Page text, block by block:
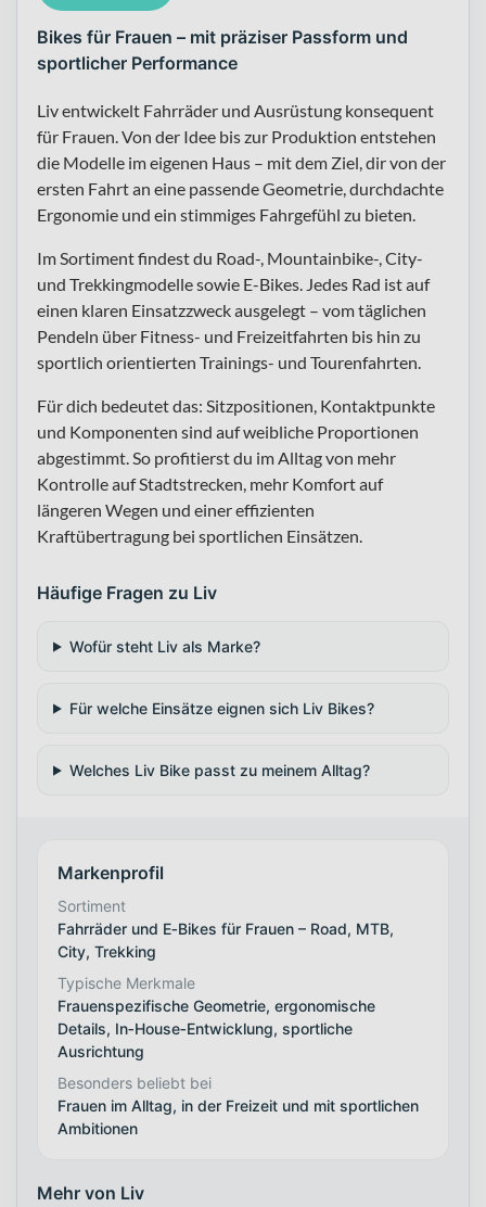
Bikes für Frauen – mit präziser Passform und
sportlicher Performance
Liv entwickelt Fahrräder und Ausrüstung konsequent
für Frauen. Von der Idee bis zur Produktion entstehen
die Modelle im eigenen Haus – mit dem Ziel, dir von der
ersten Fahrt an eine passende Geometrie, durchdachte
Ergonomie und ein stimmiges Fahrgefühl zu bieten.
Im Sortiment findest du Road-, Mountainbike-, City-
und Trekkingmodelle sowie E-Bikes. Jedes Rad ist auf
einen klaren Einsatzzweck ausgelegt – vom täglichen
Pendeln über Fitness- und Freizeitfahrten bis hin zu
sportlich orientierten Trainings- und Tourenfahrten.
Für dich bedeutet das: Sitzpositionen, Kontaktpunkte
und Komponenten sind auf weibliche Proportionen
abgestimmt. So profitierst du im Alltag von mehr
Kontrolle auf Stadtstrecken, mehr Komfort auf
längeren Wegen und einer effizienten
Kraftübertragung bei sportlichen Einsätzen.
Häufige Fragen zu Liv
Wofür steht Liv als Marke?
Für welche Einsätze eignen sich Liv Bikes?
Welches Liv Bike passt zu meinem Alltag?
Markenprofil
Sortiment
Fahrräder und E‑Bikes für Frauen – Road, MTB,
City, Trekking
Typische Merkmale
Frauenspezifische Geometrie, ergonomische
Details, In‑House‑Entwicklung, sportliche
Ausrichtung
Besonders beliebt bei
Frauen im Alltag, in der Freizeit und mit sportlichen
Ambitionen
Mehr von Liv